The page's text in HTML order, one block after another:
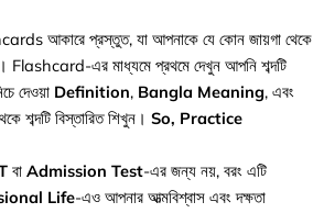
আকারে প্রস্তুত, যা আপনাকে যে কোন জায়গা থেকে
Flashcard-এর মাধ্যমে প্রথমে দেখুন আপনি শব্দটি
দেওয়া Definition, Bangla Meaning, এবং
শব্দটি বিস্তারিত শিখুন। So, Practice
বা Admission Test-এর জন্য নয়, বরং এটি
Life-এও আপনার আত্মবিশ্বাস এবং দক্ষতা